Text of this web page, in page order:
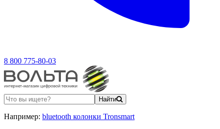
8 800 775-80-03
Найти
Например: bluetooth колонки Tronsmart